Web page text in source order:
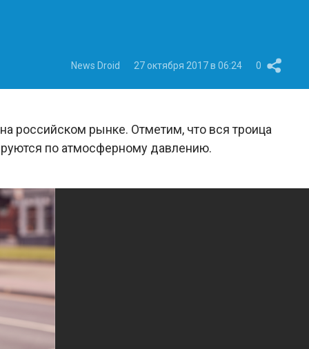
News Droid 27 октября 2017 в 06:24 0
российском рынке. Отметим, что вся троица
по атмосферному давлению.